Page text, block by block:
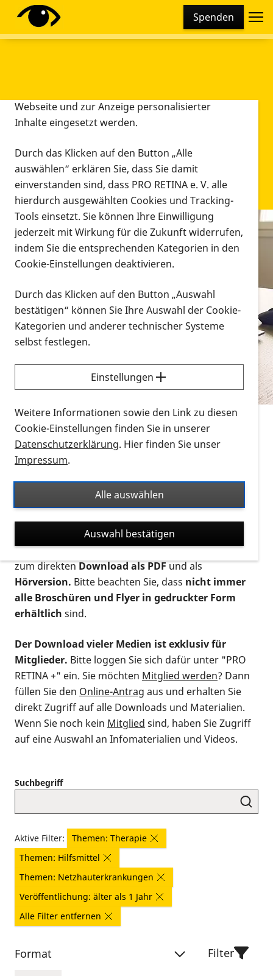
Spenden
Infomaterial
Infomaterial
Vorlesen
Alle Infomaterialien in verschiedenen
Formaten an einem Ort
Sie möchten wissen, wie Sie nach Infonmaterial
suchen und dieses bestellen bzw. herunterladen
können? Schauen Sie sich dieErklärvideos zum
Thema Infomaterial auf der PRO RETINA-Website
für blinde und sehbehinderte Menschen an.
Auf dieser Seite finden Sie sämtliches Infomaterial
Ort. Nutzen Sie den Formatfilter, um ausschließlich
nach Flyern und Broschüren, Audios oder Videos zu
suchen. Die meisten Flyer und Broschüren werden in
verschiedenen Formaten angeboten: zur
postalischen Bestellung als gedruckte Variante
zum direktenDownload als PDFund als
Hörversion. Bitte beachten Sie, dass nicht immer
alle Broschüren und Flyer in gedruckter Form
erhältlich sind.
Der Download vieler Medien ist exklusiv für
Mitglieder. Bitte loggen Sie sich dafür unter "PRO
RETINA +" ein. Sie möchten Mitglied werden? Dann
füllen Sie den Online-Antrag aus und erhalten Sie
direkt Zugriff auf alle Downloads und Materialien.
Wenn Sie noch kein Mitglied sind, haben Sie Zugriff
auf eine Auswahl an Infomaterialien und Videos.
Suchbegriff
Aktive Filter:
Themen: Therapie
Themen: Hilfsmittel
Themen: Netzhauterkrankungen
Veröffentlichung: älter als 1 Jahr
Alle Filter entfernen
Format Filter
Diese Webseite setzt verschiedene Cookies und
Tracking-Tools ein. Dies beinhaltet Cookies und
Webseite und zur Anzeige personalisierter
Inhalte eingesetzt werden.
Durch das Klicken auf den Button „Alle
auswählen“ erklären Sie, dass Sie damit
einverstanden sind, dass PRO RETINA e. V. alle
hierdurch ausgewählten Cookies und Tracking-
Tools einsetzt. Sie können Ihre Einwilligung
jederzeit mit Wirkung für die Zukunft widerrufen,
indem Sie die entsprechenden Kategorien in den
Cookie-Einstellungen deaktivieren.
Durch das Klicken auf den Button „Auswahl
bestätigen“ können Sie Ihre Auswahl der Cookie-
Kategorien und anderer technischer Systeme
selbst festlegen.
Einstellungen
Weitere Informationen sowie den Link zu diesen
Cookie-Einstellungen finden Sie in unserer
Datenschutzerklärung. Hier finden Sie unser
Impressum.
Alle auswählen
Auswahl bestätigen